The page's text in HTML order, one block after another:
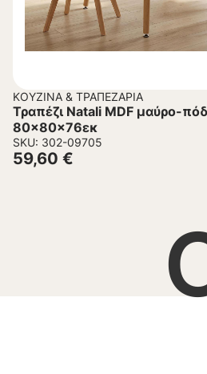
ΚΟΥΖΊΝΑ & ΤΡΑΠΕΖΑΡΊΑ
Τραπέζι Natali MDF μαύρο-
80x80x76εκ
SKU: 302-09705
59,60 €